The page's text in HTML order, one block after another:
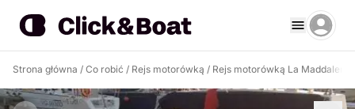
Strona główna / Co robić / Rejs motorówką / Rejs motorówką La Maddalena